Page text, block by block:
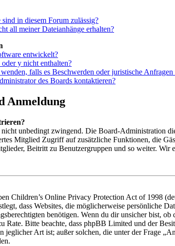
in diesem Forum zulässig?
all meiner Dateianhänge erhalten?
entwickelt?
y nicht enthalten?
falls es Beschwerden oder juristische
des Boards kontaktieren?
Anmeldung
unbedingt zwingend. Die Board-Administration
Mitglied Zugriff auf zusätzliche Funktionen, die
Beitritt zu Benutzergruppen und so weiter.
Children’s Online Privacy Protection Act of 1998
dass Websites, die möglicherweise persönliche
benötigen. Wenn du dir unsicher bist,
Rate. Bitte beachte, dass phpBB Limited und der
jeglicher Art ist; außer solchen, die unter der Frage